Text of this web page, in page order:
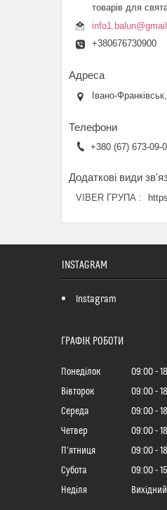
товарів для
+380676730900
Івано-
+380 (67) 673-09-
VIBER ГРУПА
INSTAGRAM
Instagram
ГРАФІК РОБОТИ
Понеділок 09:00
Вівторок
09:00
Середа
09:00
Четвер
09:00
Пʼятниця
09:00
Субота
09:00
Неділя
Вихідний